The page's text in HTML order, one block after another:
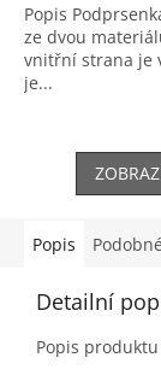
Popis
ze dvou
vnitřní strana je
je...
Popis
Detailní
Popis